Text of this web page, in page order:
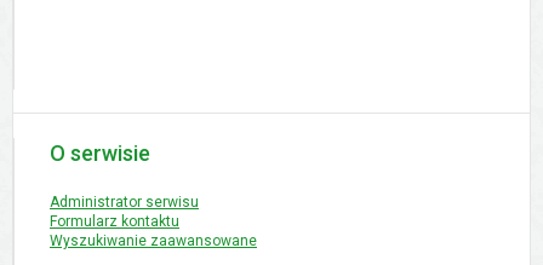
O serwisie
Administrator serwisu
Formularz kontaktu
Wyszukiwanie zaawansowane